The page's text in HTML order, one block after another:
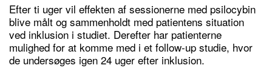
Efter ti uger vil effekten af sessionerne med psilocybin
blive målt og sammenholdt med patientens situation
ved inklusion i studiet. Derefter har patienterne
mulighed for at komme med i et follow-up studie, hvor
de undersøges igen 24 uger efter inklusion.